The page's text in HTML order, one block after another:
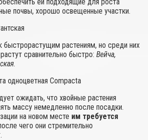
почвы, хорошо освещенные участки.
быстрорастущим растениям, но среди них
сравнительно быстро: Вейча,
.
ожидать, что хвойные растения
массу немедленно после посадки.
на новом месте им требуется
чего они стремительно